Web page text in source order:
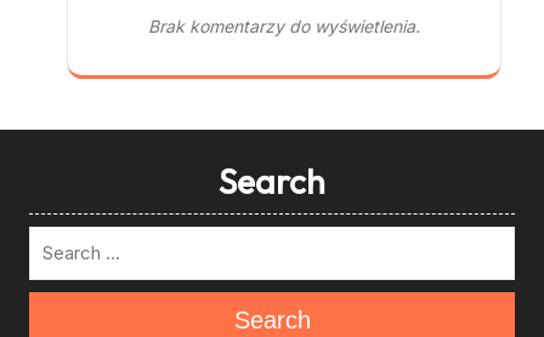
Brak komentarzy do wyświetlenia.
Search
Search